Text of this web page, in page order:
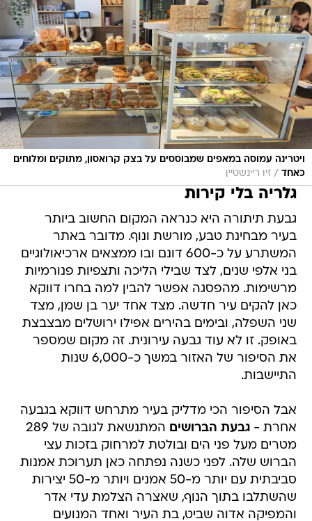
ויטרינה עמוסה במאפים שמבוססים על בצק קרואסון, מתוקים ומלוחים
כאחד / זיו ריינשטיין
גלריה בלי קירות
גבעת תיתורה היא כנראה המקום החשוב ביותר
בעיר מבחינת טבע, מורשת ונוף. מדובר באתר
המשתרע על כ-600 דונם ובו ממצאים ארכיאולוגיים
בני אלפי שנים, לצד שבילי הליכה ותצפיות פנורמיות
מרשימות. מהפסגה אפשר להבין למה בחרו דווקא
כאן להקים עיר חדשה. מצד אחד יער בן שמן, מצד
שני השפלה, ובימים בהירים אפילו ירושלים מבצבצת
באופק. זו לא עוד גבעה עירונית. זה מקום שמספר
את הסיפור של האזור במשך כ-6,000 שנות
התיישבות.
אבל הסיפור הכי מדליק בעיר מתרחש דווקא בגבעה
אחרת -גבעת הברושים
המתנשאת לגובה של 289
מטרים מעל פני הים ובולטת למרחוק בזכות עצי
הברוש שלה. לפני כשנה נפתחה כאן תערוכת אמנות
סביבתית עם יותר מ-50 אמנים ויותר מ-50 יצירות
שהשתלבו בתוך הנוף, שאצרה הצלמת עדי אדר
והמפיקה אדוה שביט, בת העיר ואחד המנועים